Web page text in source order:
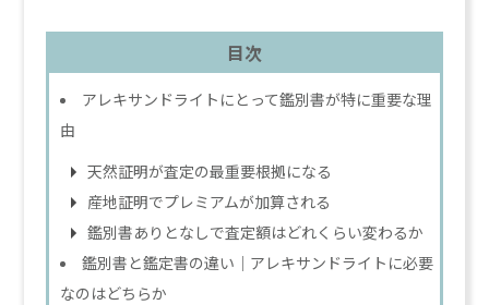
目次
アレキサンドライトにとって鑑別書が特に重要な理
由
天然証明が査定の最重要根拠になる
産地証明でプレミアムが加算される
鑑別書ありとなしで査定額はどれくらい変わるか
鑑別書と鑑定書の違い｜アレキサンドライトに必要
なのはどちらか